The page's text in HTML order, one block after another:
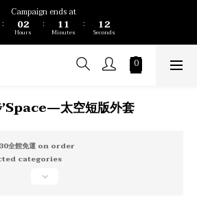
Campaign ends at
:
1
0
3
2
1
0
Hours
:
2
1
0
2
1
0
Minutes
:
1
0
1
0
Seconds
太空短版外套
全館免運 on order
categories